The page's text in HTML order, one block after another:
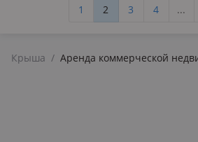
1 2 3 4 ...
Крыша / Аренда коммерческой